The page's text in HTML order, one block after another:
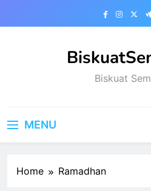
Biskuat
MENU
Home Ramadhan